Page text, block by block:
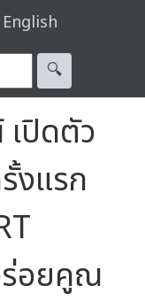
English
🔍︎
ปิดตัว
งแรก
ร่อยคูณ